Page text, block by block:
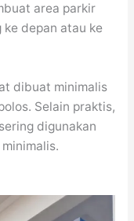
area parkir
ke depan atau ke
dibuat minimalis
Selain praktis,
digunakan